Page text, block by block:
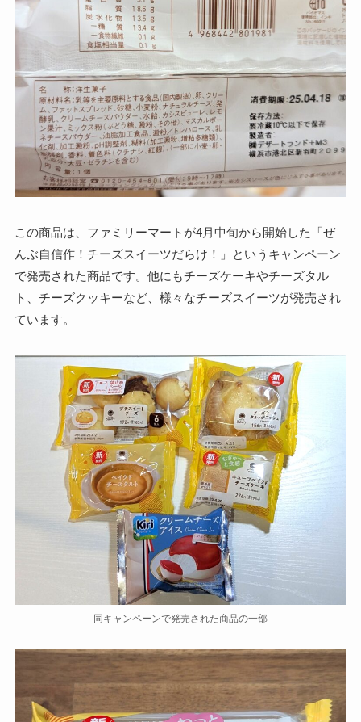
この商品は、ファミリーマートが4月中旬から開始した「ぜ
んぶ自信作！チーズスイーツだらけ！」というキャンペーン
で発売された商品です。他にもチーズケーキやチーズタル
ト、チーズクッキーなど、様々なチーズスイーツが発売され
ています。
同キャンペーンで発売された商品の一部